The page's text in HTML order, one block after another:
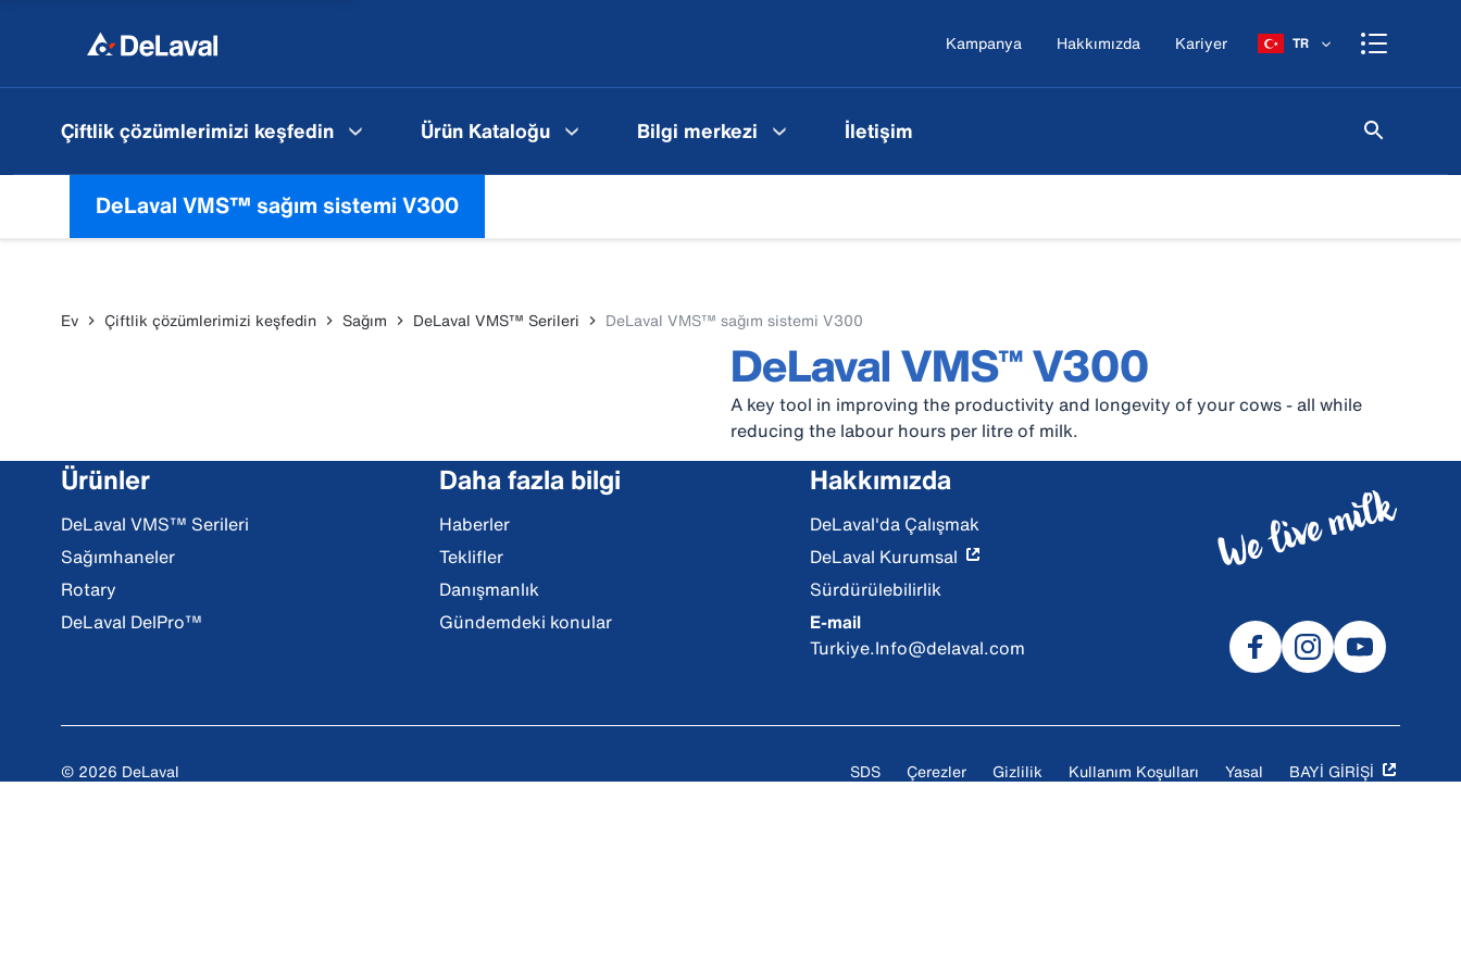
Kampanya Hakkımızda Kariyer TR
Çiftlik çözümlerimizi keşfedin Ürün Kataloğu Bilgi merkezi İletişim
DeLaval VMS™ sağım sistemi V300
Ev Çiftlik çözümlerimizi keşfedin Sağım DeLaval VMS™ Serileri DeLaval VMS™ sağım sistemi V300
DeLaval VMS™ V300
A key tool in improving the productivity and longevity of your cows - all while
reducing the labour hours per litre of milk.
Ürünler
DeLaval VMS™ Serileri
Sağımhaneler
Rotary
DeLaval DelPro™
Daha fazla bilgi
Haberler
Teklifler
Danışmanlık
Gündemdeki konular
Hakkımızda
DeLaval'da Çalışmak
DeLaval Kurumsal
Sürdürülebilirlik
E-mail
Turkiye.Info@delaval.com
© 2026 DeLaval SDS Çerezler Gizlilik Kullanım Koşulları Yasal BAYİ GİRİŞİ